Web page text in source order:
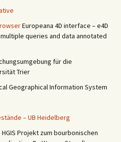
Europeana 4D interface – e4D
queries and data annotated
für die
Trier
Geographical Information System
– UB Heidelberg
HGIS Projekt zum bourbonischen